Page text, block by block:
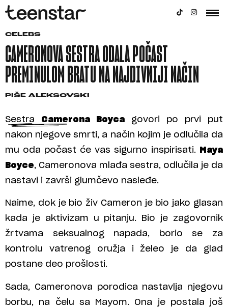
CELEBS
CAMERONOVA SESTRA ODALA POČAST
PREMINULOM BRATU NA NAJDIVNIJI NAČIN
PIŠE ALEKSOVSKI
Sestra Camerona Boyca govori po prvi put
nakon njegove smrti, a način kojim je odlučila da
mu oda počast će vas sigurno inspirisati.
Maya
Boyce, Cameronova mlađa sestra, odlučila je da
nastavi i završi glumčevo nasleđe.
Naime, dok je bio živ Cameron je bio jako glasan
kada je aktivizam u pitanju. Bio je zagovornik
žrtvama seksualnog napada, borio se za
kontrolu vatrenog oružja i želeo je da glad
postane deo prošlosti.
Sada, Cameronova porodica nastavlja njegovu
borbu, na čelu sa Mayom. Ona je postala još